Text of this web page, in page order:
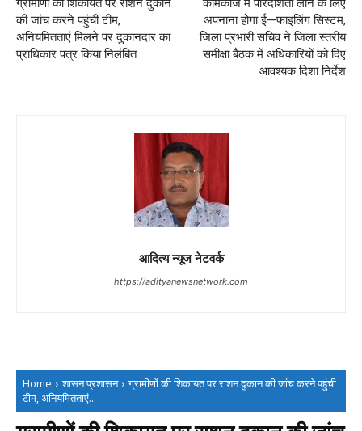
ग्रामीणों की शिकायत पर राशन दुकान
की जांच करने पहुंची टीम,
अनियमितताएं मिलने पर दुकानदार का
प्राधिकार पत्र किया निलंबित
कामकाज में पारदर्शिता लाने के लिए
अपनाना होगा ई—फाइलिंग सिस्टम,
जिला प्रभारी सचिव ने जिला स्तरीय
समीक्षा बैठक में अधिकारियों को दिए
आवश्यक दिशा निर्देश
आदित्य न्यूज नेटवर्क
https://adityanewsnetwork.com